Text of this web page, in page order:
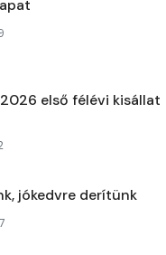
első félévi kisállat
jókedvre derítünk